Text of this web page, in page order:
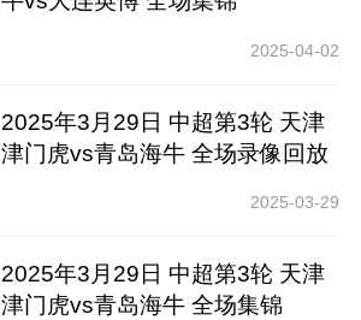
2025-04-02
2025年3月29日 中超第3轮 天津
津门虎vs青岛海牛 全场录像回放
2025-03-29
2025年3月29日 中超第3轮 天津
津门虎vs青岛海牛 全场集锦